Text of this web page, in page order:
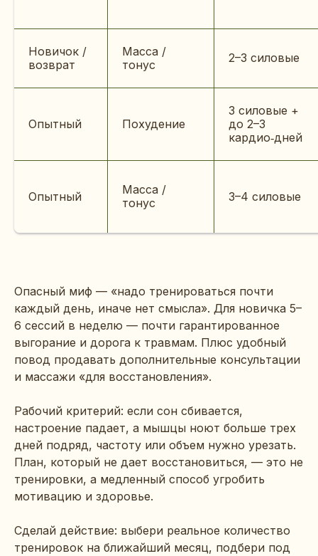
Новичок /
возврат
Масса /
тонус
2–3 силовые
Опытный Похудение
3 силовые +
до 2–3
кардио‑дней
Опытный
Масса /
тонус
3–4 силовые
Опасный миф — «надо тренироваться почти
каждый день, иначе нет смысла». Для новичка 5–
6 сессий в неделю — почти гарантированное
выгорание и дорога к травмам. Плюс удобный
повод продавать дополнительные консультации
и массажи «для восстановления».
Рабочий критерий: если сон сбивается,
настроение падает, а мышцы ноют больше трех
дней подряд, частоту или объем нужно урезать.
План, который не дает восстановиться, — это не
тренировки, а медленный способ угробить
мотивацию и здоровье.
Сделай действие: выбери реальное количество
тренировок на ближайший месяц, подбери под